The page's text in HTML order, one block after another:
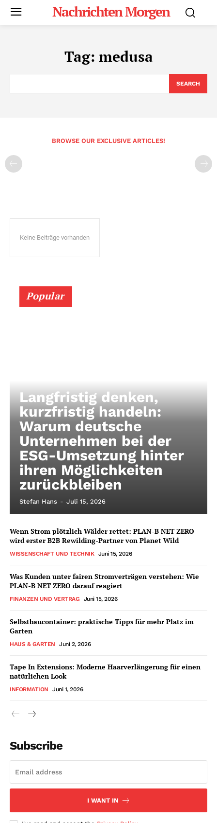
Nachrichten Morgen
Tag: medusa
SEARCH
BROWSE OUR EXCLUSIVE ARTICLES!
Keine Beiträge vorhanden
Popular
Langfristig denken,
kurzfristig handeln:
Warum deutsche
Unternehmen bei der
ESG-Umsetzung hinter
ihren Möglichkeiten
zurückbleiben
Stefan Hans - Juli 15, 2026
Wenn Strom plötzlich Wälder rettet: PLAN-B NET ZERO
wird erster B2B Rewilding-Partner von Planet Wild
WISSENSCHAFT UND TECHNIK Juni 15, 2026
Was Kunden unter fairen Stromverträgen verstehen: Wie
PLAN-B NET ZERO darauf reagiert
FINANZEN UND VERTRAG Juni 15, 2026
Selbstbaucontainer: praktische Tipps für mehr Platz im
Garten
HAUS & GARTEN Juni 2, 2026
Tape In Extensions: Moderne Haarverlängerung für einen
natürlichen Look
INFORMATION Juni 1, 2026
Subscribe
I WANT IN